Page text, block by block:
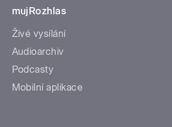
mujRozhlas
Živé vysílání
Audioarchiv
Podcasty
Mobilní aplikace